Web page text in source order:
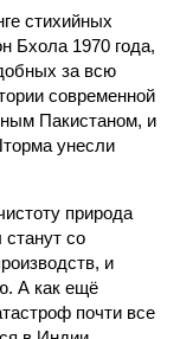
стихийных
Бхола 1970 года,
за всю
современной
Пакистаном, и
унесли
природа
станут со
и
А как ещё
почти все